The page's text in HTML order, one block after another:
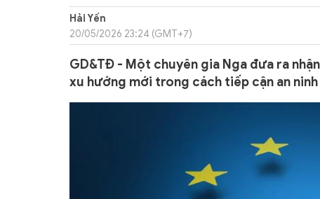
Hải Yến
20/05/2026 23:24 (GMT+7)
GD&TĐ - Một chuyên gia Nga đưa ra
xu hướng mới trong cách tiếp cận an